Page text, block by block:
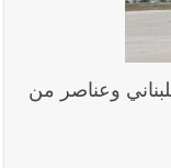
الحريري التعازي
وعناصر من